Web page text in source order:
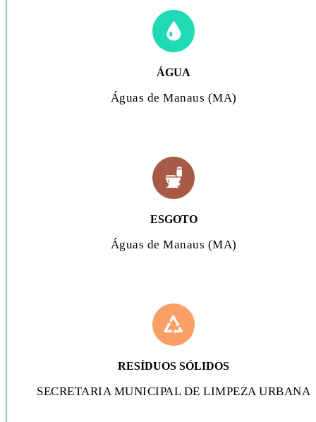
ÁGUA
Águas de Manaus (MA)
ESGOTO
Águas de Manaus (MA)
RESÍDUOS SÓLIDOS
SECRETARIA MUNICIPAL DE LIMPEZA URBANA